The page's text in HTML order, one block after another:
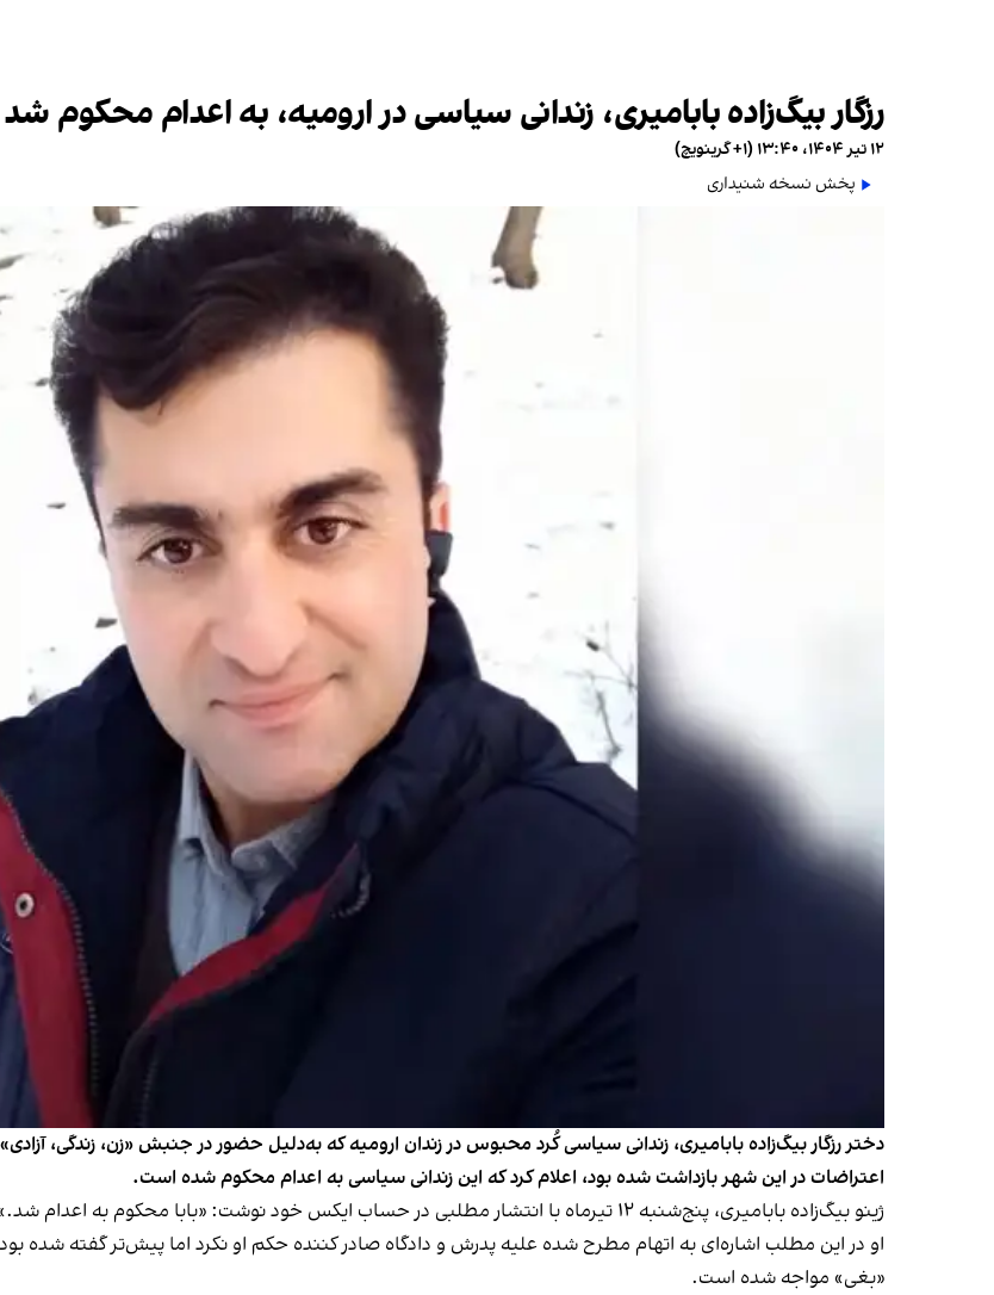
رزگار بیگ‌زاده بابامیری، زندانی سیاسی در ارومیه، به اعدام محکوم شد
۱۲ تیر ۱۴۰۴، ۱۳:۴۰ (‎+۱ گرینویچ)
پخش نسخه شنیداری
دختر رزگار بیگ‌زاده بابامیری، زندانی سیاسی کُرد محبوس در زندان ارومیه که به‌دلیل حضور در جنبش «زن، زندگی،
اعتراضات در این شهر بازداشت شده بود، اعلام کرد که این زندانی سیاسی به اعدام محکوم شده است.
ژینو بیگ‌زاده بابامیری، پنج‌شنبه ۱۲ تیرماه با انتشار مطلبی در حساب ایکس خود نوشت: «بابا محکوم به اعدام شد.»
او در این مطلب اشاره‌ای به اتهام مطرح شده علیه پدرش و دادگاه صادر کننده حکم او نکرد اما پیش‌تر گفته شده بود که
‌«بغی» مواجه شده است.